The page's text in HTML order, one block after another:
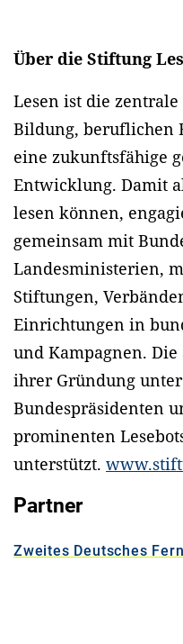
Über die Stiftung
Lesen ist die
Bildung, beruflichen
eine zukunftsfähige
Entwicklung. Damit
lesen können,
gemeinsam mit
Landesministerien,
Stiftungen,
Einrichtungen in
und Kampagnen.
ihrer Gründung
Bundespräsidenten
prominenten
unterstützt.
Partner
Zweites Deutsches